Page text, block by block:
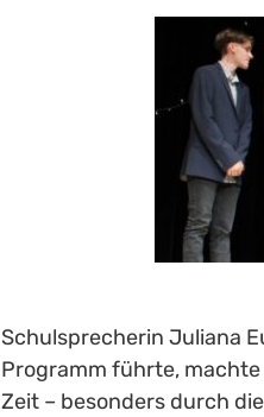
Schulsprecherin Juliana
Programm führte,
Zeit – besonders durch